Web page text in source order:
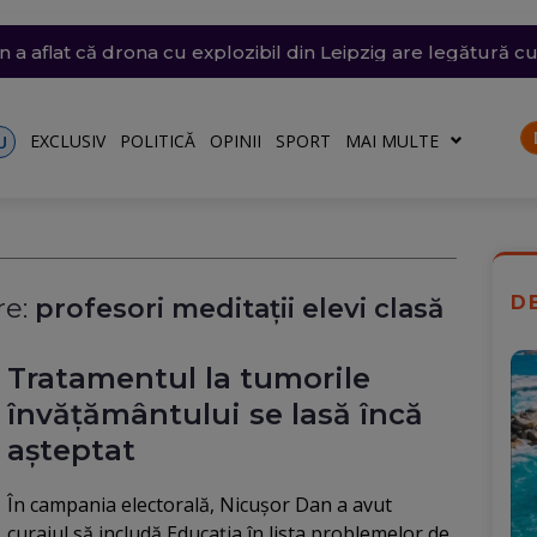
a barjelor pe Dunăre s-a încheiat după 7 ore (Video).
Bulgaria, lângă România, a fost identificată. Ce arată
a aflat că drona cu explozibil din Leipzig are legătură
SUA, să oprească atacurile care au tăiat
vijelii. Trei Coduri galbene, temperaturi de 37 de grade
EXCLUSIV POLITICĂ OPINII SPORT MAI MULTE
profesori meditații elevi clasă
Tratamentul la tumorile
învățământului se lasă încă
așteptat
În campania electorală, Nicușor Dan a avut